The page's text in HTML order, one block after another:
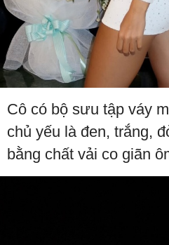
Cô có bộ sưu tập váy
chủ yếu là đen, trắng,
bằng chất vải co giãn